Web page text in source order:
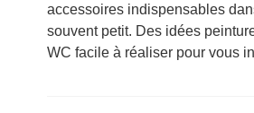
accessoires indispensables
souvent petit. Des idées
WC facile à réaliser pour vous